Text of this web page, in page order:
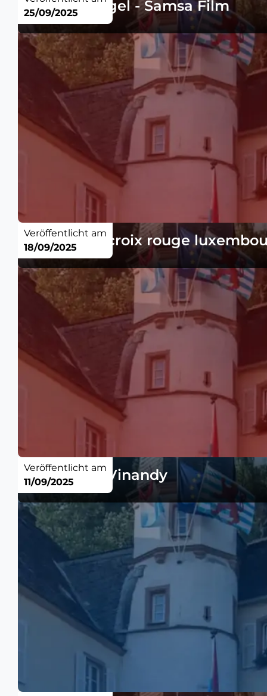
Verkehrsregel - Samsa Film
25/09/2025
Meinung - croix rouge
Veröffentlicht am
18/09/2025
Meinung - Vinandy
Veröffentlicht am
11/09/2025